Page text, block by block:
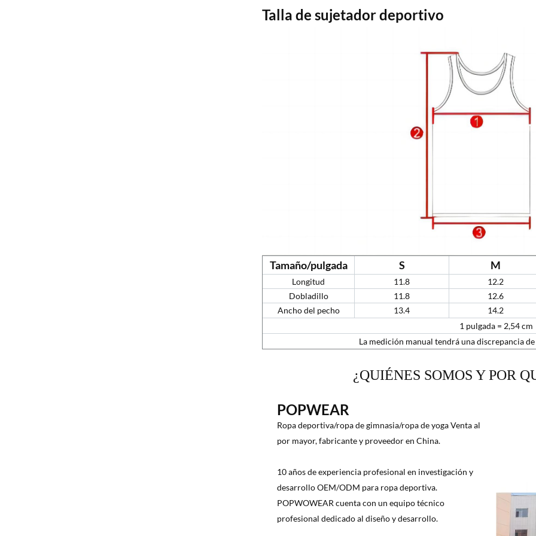
Talla de sujetador deportivo
Tamaño/pulgada S M
Longitud 11.8
12.2
Dobladillo
11.8
12.6
Ancho del pecho
13.4
14.2
1 pulgada = 2,54 cm
La medición manual tendrá una discrepancia
¿QUIÉNES SOMOS Y POR
POPWEAR
Ropa deportiva/ropa de gimnasia/ropa de yoga Venta al
por mayor, fabricante y proveedor en China.
10 años de experiencia profesional en investigación y
desarrollo OEM/ODM para ropa deportiva.
POPWOWEAR cuenta con un equipo técnico
profesional dedicado al diseño y desarrollo.